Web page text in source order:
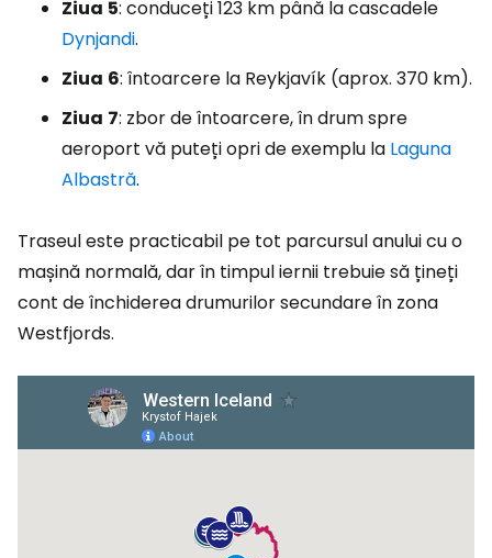
Ziua 5: conduceți 123 km până la cascadele
Dynjandi.
Ziua 6: întoarcere la Reykjavík (aprox. 370 km).
Ziua 7: zbor de întoarcere, în drum spre
aeroport vă puteți opri de exemplu la Laguna
Albastră.
Traseul este practicabil pe tot parcursul anului cu o
mașină normală, dar în timpul iernii trebuie să țineți
cont de închiderea drumurilor secundare în zona
Westfjords.